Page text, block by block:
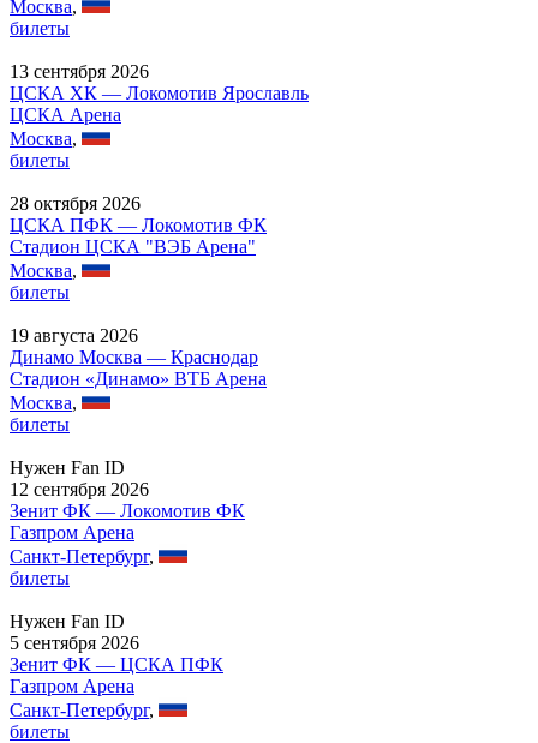
Москва,
билеты
13 сентября 2026
ЦСКА ХК — Локомотив Ярославль
ЦСКА Арена
Москва,
билеты
28 октября 2026
ЦСКА ПФК — Локомотив ФК
Стадион ЦСКА "ВЭБ Арена"
Москва,
билеты
19 августа 2026
Динамо Москва — Краснодар
Стадион «Динамо» ВТБ Арена
Москва,
билеты
Нужен Fan ID
12 сентября 2026
Зенит ФК — Локомотив ФК
Газпром Арена
Санкт-Петербург,
билеты
Нужен Fan ID
5 сентября 2026
Зенит ФК — ЦСКА ПФК
Газпром Арена
Санкт-Петербург,
билеты